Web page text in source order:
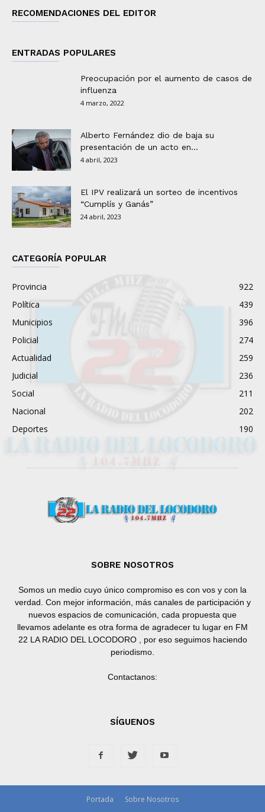
RECOMENDACIONES DEL EDITOR
ENTRADAS POPULARES
Preocupación por el aumento de casos de
influenza
4 marzo, 2022
Alberto Fernández dio de baja su
presentación de un acto en...
4 abril, 2023
El IPV realizará un sorteo de incentivos
“Cumplís y Ganás”
24 abril, 2023
CATEGORÍA POPULAR
Provincia
922
Política
439
Municipios
396
Policial
274
Actualidad
259
Judicial
236
Social
211
Nacional
202
Deportes
190
SOBRE NOSOTROS
Somos un medio cuyo único compromiso es con vos y con la
verdad. Con mejor información, más canales de participación y
nuevos espacios de comunicación, cada propuesta que
llevamos adelante es otra forma de agradecer tu lugar en FM
22 LA RADIO DEL LOCODORO , por eso seguimos haciendo
periodismo.
Contactanos:
SÍGUENOS
Portada Sobre Nosotros